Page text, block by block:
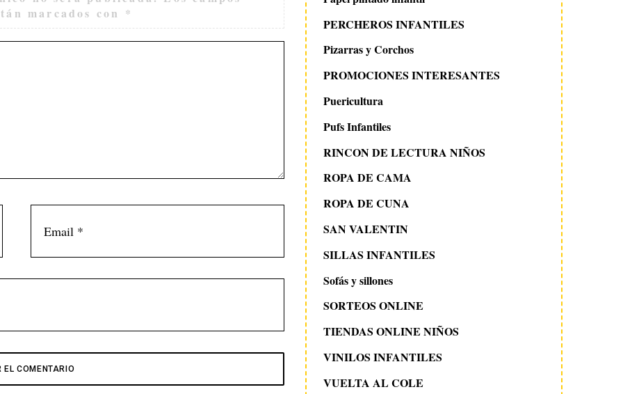
marcados con *
PERCHEROS INFANTILES
Pizarras y Corchos
PROMOCIONES INTERESANTES
Puericultura
Pufs Infantiles
RINCON DE LECTURA NIÑOS
ROPA DE CAMA
ROPA DE CUNA
SAN VALENTIN
SILLAS INFANTILES
Sofás y sillones
SORTEOS ONLINE
TIENDAS ONLINE NIÑOS
VINILOS INFANTILES
VUELTA AL COLE